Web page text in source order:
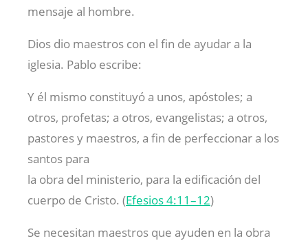
mensaje al hombre.
Dios dio maestros con el fin de ayudar a la
iglesia. Pablo escribe:
Y él mismo constituyó a unos, apóstoles; a
otros, profetas; a otros, evangelistas; a otros,
pastores y maestros, a fin de perfeccionar a los
santos para
la obra del ministerio, para la edificación del
cuerpo de Cristo. (Efesios 4:11–12)
Se necesitan maestros que ayuden en la obra